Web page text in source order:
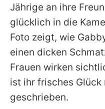
Jährige an ihre
glücklich in die
Foto zeigt, wie
einen dicken
Frauen wirken
ist ihr frisches
geschrieben.